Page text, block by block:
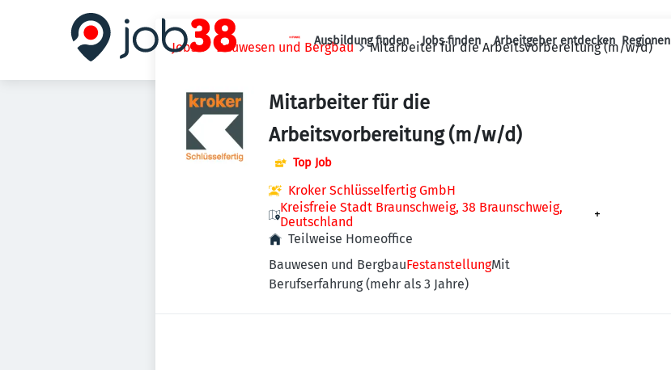
Haupt-Navigation
Ausbildung finden Jobs finden Arbeitgeber entdecken Regionen
Jobs Bauwesen und Bergbau Mitarbeiter für die Arbeitsvorbereitung (m/w/d)
Mitarbeiter für die
Arbeitsvorbereitung (m/w/d)
Top Job
Kroker Schlüsselfertig GmbH
Kreisfreie Stadt Braunschweig, 38 Braunschweig,
Deutschland
+
Teilweise Homeoffice
Bauwesen und BergbauFestanstellungMit
Berufserfahrung (mehr als 3 Jahre)